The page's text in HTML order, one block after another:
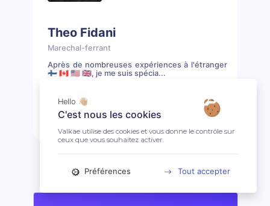
Theo Fidani
Marechal-ferrant
Après de nombreuses expériences à l'étranger
🇫🇮 🇨🇦 🇺🇸 🇬🇧, je me suis spécia...
Prendre rendez-vous
Hello 👋🏼
C'est nous les cookies
Valkae utilise des cookies et vous donne le contrôle sur
ceux que vous souhaitez activer.
Préférences Tout accepter